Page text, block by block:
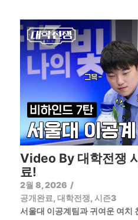
Video By 대학전쟁
료!
2월 8, 2026 /
공개완료, 대학전쟁, 시즌3
서울대 이공계팀과 귀여운 여치